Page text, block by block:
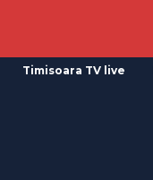
Timisoara TV live